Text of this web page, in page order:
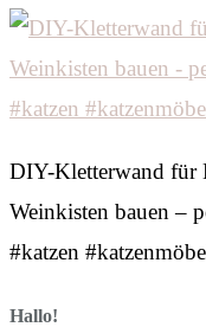
DIY-Kletterwand für
Weinkisten bauen –
#katzen
Hallo!